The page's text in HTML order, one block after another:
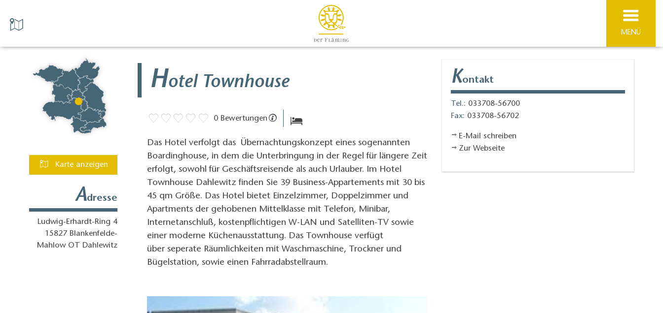
MENÜ
Karte anzeigen
Adresse
Ludwig-Erhardt-Ring 4
15827 Blankenfelde-
Mahlow OT Dahlewitz
Hotel Townhouse
0 Bewertungen
Das Hotel verfolgt das Übernachtungskonzept eines sogenannten
Boardinghouse, in dem die Unterbringung in der Regel für längere Zeit
erfolgt, sowohl für Geschäftsreisende als auch Urlauber. Im Hotel
Townhouse Dahlewitz finden Sie 39 Business-Appartements mit 30 bis
45 qm Größe. Das Hotel bietet Einzelzimmer, Doppelzimmer und
Apartments der gehobenen Mittelklasse mit Telefon, Minibar,
Internetanschluß, kostenpflichtigen W-LAN und Satelliten-TV sowie
einer moderne Küchenausstattung. Das Townhouse verfügt
über seperate Räumlichkeiten mit Waschmaschine, Trockner und
Bügelstation, sowie einen Fahrradabstellraum.
Kontakt
Tel.: 033708-56700
Fax: 033708-56702
E-Mail schreiben
Zur Webseite